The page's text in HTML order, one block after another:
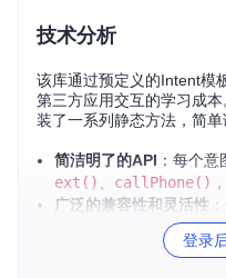
技术分析
该库通过预定义的Intent模
第三方应用交互的学习成
装了一系列静态方法，简
简洁明了的API ：每个
ext()
callPhone()
广泛的兼容性和灵活性
d系统，该库都能保持
是否可用的功能(
登录